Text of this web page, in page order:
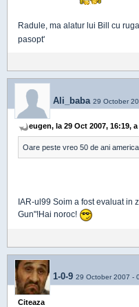
Radule, ma alatur lui Bill cu
pasopt'
Ali_baba 29 October
eugen, la 29 Oct 2007, 16:19,
Oare peste vreo 50 de ani
IAR-ul99 Soim a fost evaluat in
Gun"!Hai noroc!
1-0-9 29 October 2007 -
Citeaza